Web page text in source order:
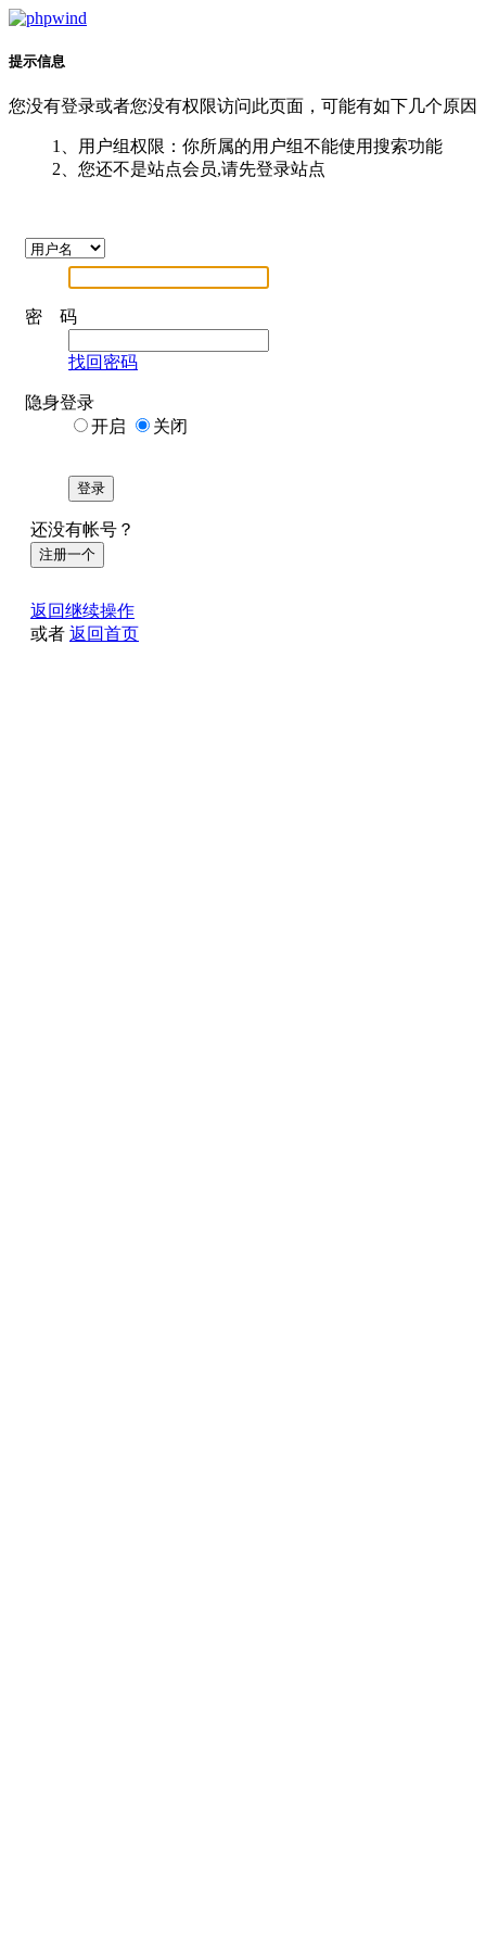
提示信息
您没有登录或者您没有权限访问此页面，可能有如下几个原因
1、用户组权限：你所属的用户组不能使用搜索功能
2、您还不是站点会员,请先登录站点
密 码
找回密码
隐身登录
开启
关闭
登录
还没有帐号？
注册一个
返回继续操作
或者 返回首页